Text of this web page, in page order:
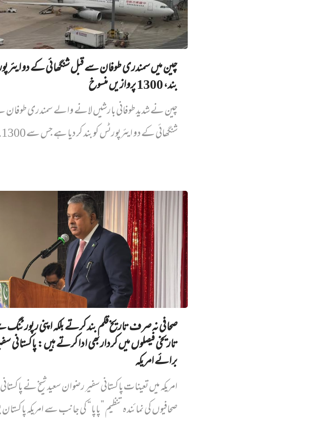
چین میں‌ سمندری طوفان سے قبل شنگھائی کے دو
بند، 1300 پروازیں‌ منسوخ
چین نے شدید طوفانی بارشیں لانے والے سمندری
شنگھائی کے دو ایئرپورٹس کو بند کر دیا ہے جس سے 1300...
صحافی نہ صرف تاریخ قلم بند کرتے بلکہ اپنی
تاریخی فیصلوں میں کردار بھی ادا کرتے ہیں: پاکستانی
برائے امریکہ
امریکہ میں تعینات پاکستانی سفیر رضوان سعید شیخ نے
صحافیوں کی نمائندہ تنظیم ”پاپا“ کی جانب سے امریکہ